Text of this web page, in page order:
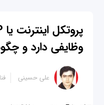
وظایفی دارد و
علی حسینی